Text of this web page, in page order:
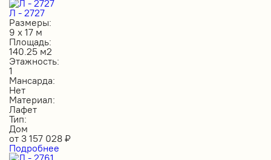
Л - 2727
Размеры:
9 х 17 м
Площадь:
140.25 м2
Этажность:
1
Мансарда:
Нет
Материал:
Лафет
Тип:
Дом
от 3 157 028 ₽
Подробнее